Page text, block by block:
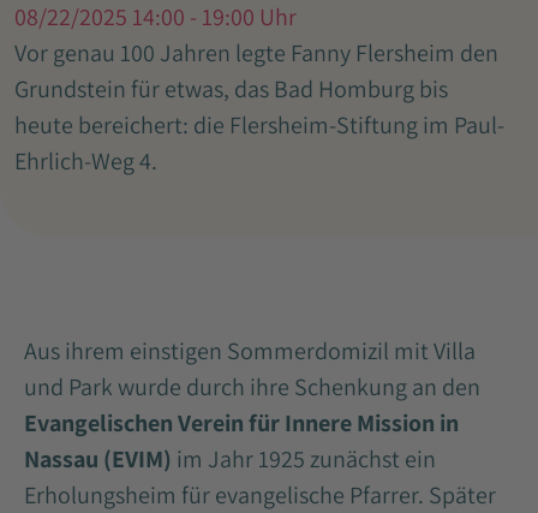
08/22/2025 14:00 - 19:00 Uhr
Vor genau 100 Jahren legte Fanny Flersheim den
Grundstein für etwas, das Bad Homburg bis
heute bereichert: die Flersheim-Stiftung im Paul-
Ehrlich-Weg 4.
Aus ihrem einstigen Sommerdomizil mit Villa
und Park wurde durch ihre Schenkung an den
Evangelischen Verein für Innere Mission in
Nassau (EVIM) im Jahr 1925 zunächst ein
Erholungsheim für evangelische Pfarrer. Später